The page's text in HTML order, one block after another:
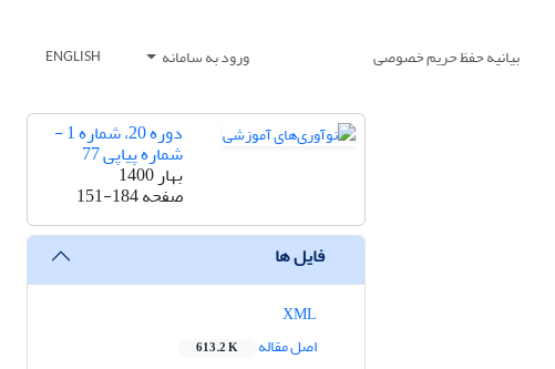
بیانیه حفظ حریم خصوصی ورود به سامانه ENGLISH
دوره 20، شماره 1 -
شماره پیاپی 77
بهار 1400
صفحه151-184
فایل ها
اصل مقاله
613.2 K